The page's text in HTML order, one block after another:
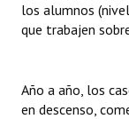
Entrega de
los alumnos
que trabajen
Año a año, los
en descenso,